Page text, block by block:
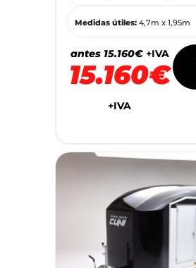
Medidas útiles: 4,7m x 1,95m
antes 15.160€ +IVA
15.160€
+IVA